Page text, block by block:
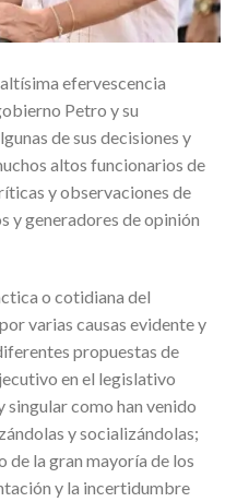
efervescencia
Petro y su
de sus decisiones y
altos funcionarios de
y observaciones de
y generadores de opinión
o cotidiana del
varias causas evidente y
propuestas de
en el legislativo
singular como han venido
y socializándolas;
la gran mayoría de los
y la incertidumbre